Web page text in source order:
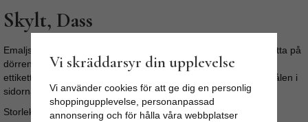
Skylt, Dass
Emaljskylt med texten "Dass". Fin skylt i gammaldags stil att sätta på
dörren. Skylten kan hängas på två sätt - Med dubbelhäftande
ettiketter som som sitter på baksidan, eller med spik / skruv i hålen i
sidorna. (Spik medföljer ej)
Storlek: Längd: 9 cm. Bredd: 4,5 cm
Vi skräddarsyr din upplevelse
Vi använder cookies för att ge dig en personlig
shoppingupplevelse, personanpassad
annonsering och för hålla våra webbplatser